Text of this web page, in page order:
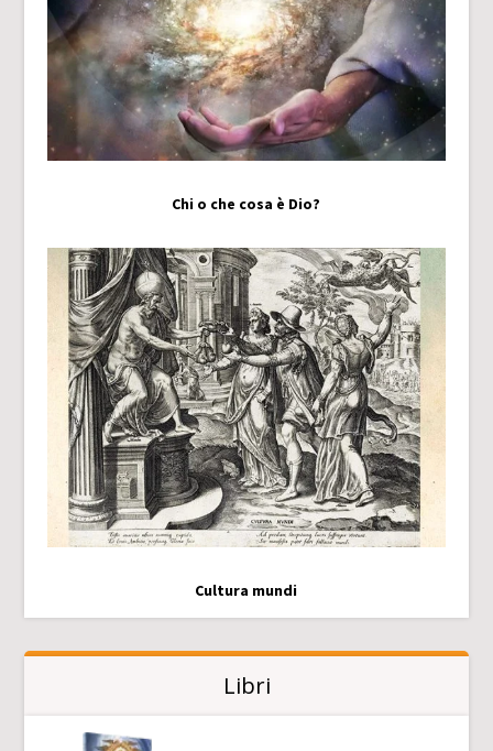
Chi o che cosa è Dio?
Cultura mundi
Libri